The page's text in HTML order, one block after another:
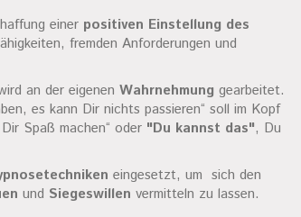
einer positiven Einstellung des
fremden Anforderungen und
an der eigenen Wahrnehmung gearbeitet.
es kann Dir nichts passieren“ soll im Kopf
Spaß machen“ oder "Du kannst das", Du
eingesetzt, um sich den
und Siegeswillen vermitteln zu lassen.